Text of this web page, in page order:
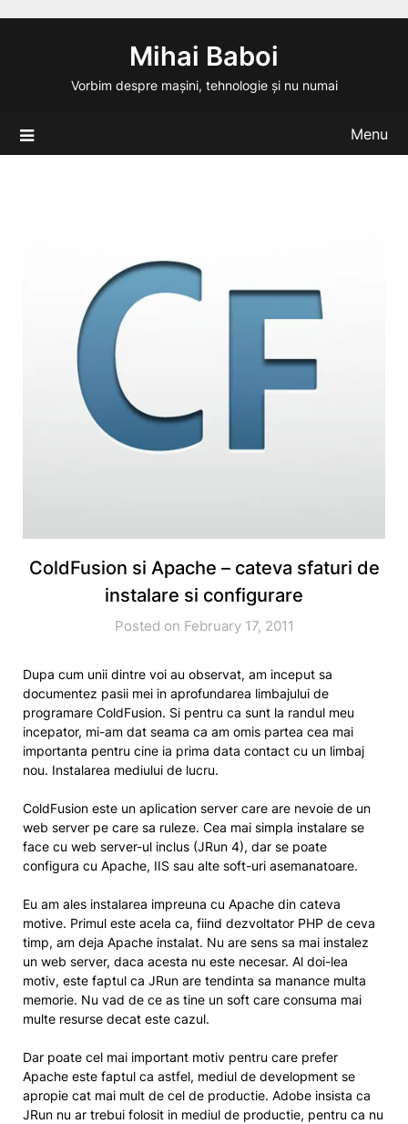
Mihai Baboi
Vorbim despre mașini, tehnologie și nu numai
Menu
ColdFusion si Apache – cateva sfaturi de
instalare si configurare
Posted on February 17, 2011
Dupa cum unii dintre voi au observat, am inceput sa
documentez pasii mei in aprofundarea limbajului de
programare ColdFusion. Si pentru ca sunt la randul meu
incepator, mi-am dat seama ca am omis partea cea mai
importanta pentru cine ia prima data contact cu un limbaj
nou. Instalarea mediului de lucru.
ColdFusion este un aplication server care are nevoie de un
web server pe care sa ruleze. Cea mai simpla instalare se
face cu web server-ul inclus (JRun 4), dar se poate
configura cu Apache, IIS sau alte soft-uri asemanatoare.
Eu am ales instalarea impreuna cu Apache din cateva
motive. Primul este acela ca, fiind dezvoltator PHP de ceva
timp, am deja Apache instalat. Nu are sens sa mai instalez
un web server, daca acesta nu este necesar. Al doi-lea
motiv, este faptul ca JRun are tendinta sa manance multa
memorie. Nu vad de ce as tine un soft care consuma mai
multe resurse decat este cazul.
Dar poate cel mai important motiv pentru care prefer
Apache este faptul ca astfel, mediul de development se
apropie cat mai mult de cel de productie. Adobe insista ca
JRun nu ar trebui folosit in mediul de productie, pentru ca nu